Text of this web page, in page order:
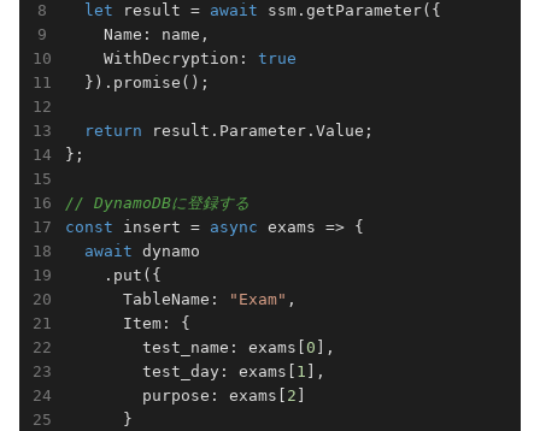
let result = await ssm.getParameter({
    Name: name,
    WithDecryption:
true
}).promise();
return result.Parameter.Value;
};
// DynamoDBに登録する
const insert = async exams => {
await dynamo
    .put({
      TableName:
"Exam" ,
      Item: {
        test_name: exams[
0 ],
        test_day: exams[
1 ],
        purpose: exams[
2
      }